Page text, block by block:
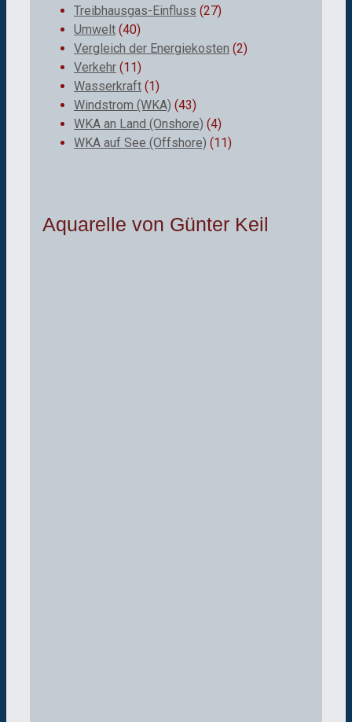
Treibhausgas-Einfluss (27)
Umwelt (40)
Vergleich der Energiekosten (2)
Verkehr (11)
Wasserkraft (1)
Windstrom (WKA) (43)
WKA an Land (Onshore) (4)
WKA auf See (Offshore) (11)
Aquarelle von Günter Keil